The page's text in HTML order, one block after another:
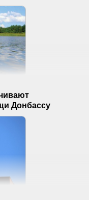
Донбассу